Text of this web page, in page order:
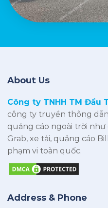
About Us
Công ty TNHH TM Đầu
công ty truyền thông
quảng cáo ngoài trời như
Grab, xe tải, quảng cáo
phạm vi toàn quốc.
Address & Phone